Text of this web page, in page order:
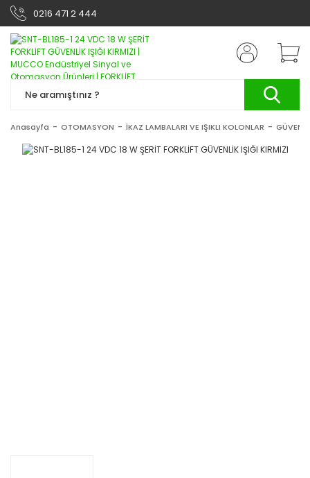
0216 471 2 444
Anasayfa OTOMASYON İKAZ LAMBALARI VE IŞIKLI KOLONLAR